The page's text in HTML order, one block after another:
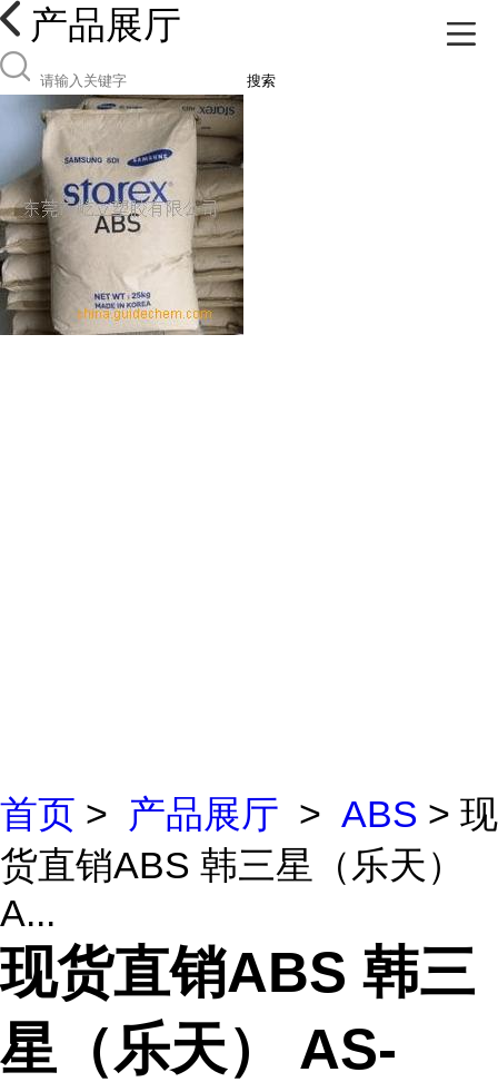
产品展厅
搜索
首页 > 产品展厅 > ABS > 现
货直销ABS 韩三星（乐天）
A...
现货直销ABS 韩三
星（乐天） AS-